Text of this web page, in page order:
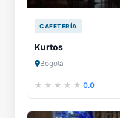
CAFETERÍA
Kurtos
Bogotá
0.0